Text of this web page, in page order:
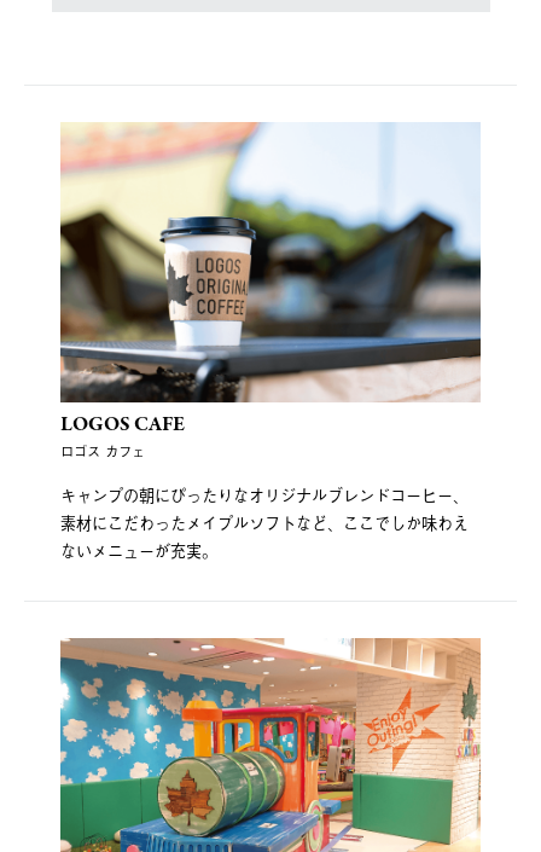
LOGOS CAFE
ロゴス カフェ
キャンプの朝にぴったりなオリジナルブレンドコーヒー、
素材にこだわったメイプルソフトなど、ここでしか味わえ
ないメニューが充実。